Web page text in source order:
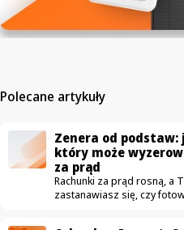
Polecane artykuły
Zenera od podstaw:
który może
za prąd
Rachunki za prąd rosną, a
zastanawiasz się, czy